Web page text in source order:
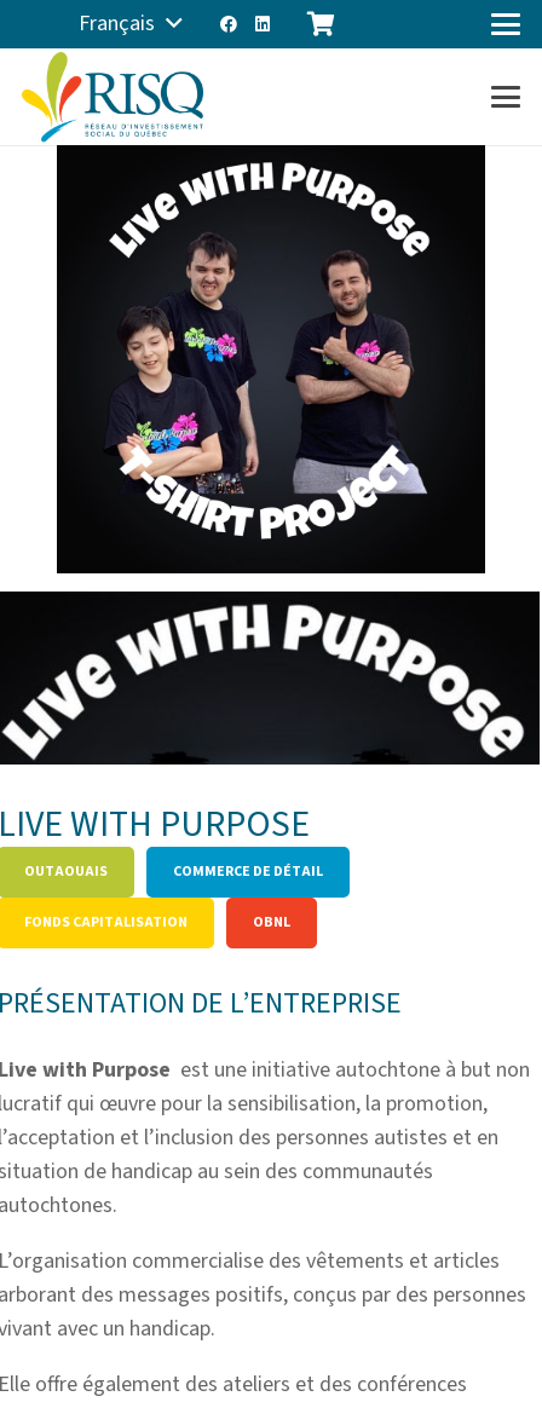
Français
WITH PURPOSE
OUTAOUAIS COMMERCE DE DÉTAIL
FONDS CAPITALISATION OBNL
DE L’ENTREPRISE
with Purpose est une initiative autochtone à but non
qui œuvre pour la sensibilisation, la promotion,
et l’inclusion des personnes autistes et en
de handicap au sein des communautés
commercialise des vêtements et articles
des messages positifs, conçus par des personnes
avec un handicap.
offre également des ateliers et des conférences